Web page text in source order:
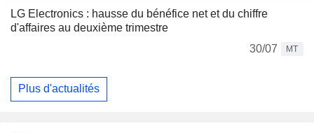
LG Electronics : hausse du bénéfice net et du chiffre
d'affaires au deuxième trimestre
30/07
MT
Plus d'actualités